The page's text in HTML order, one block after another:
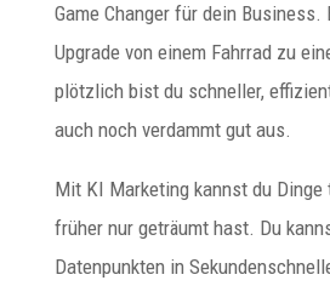
Game Changer für dein
Upgrade von einem Fahrrad zu
plötzlich bist du schneller,
auch noch verdammt gut aus.
Mit KI Marketing kannst du Dinge
früher nur geträumt hast. Du
Datenpunkten in